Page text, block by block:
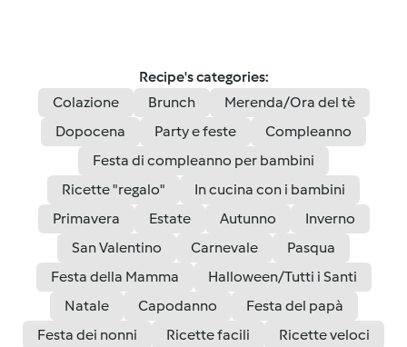
Recipe's categories:
Colazione
Brunch
Merenda/Ora del tè
Dopocena
Party e feste
Compleanno
Festa di compleanno per bambini
Ricette "regalo"
In cucina con i bambini
Primavera
Estate Autunno
Inverno
San Valentino
Carnevale
Pasqua
Festa della Mamma
Halloween/Tutti i Santi
Natale
Capodanno
Festa del papà
Festa dei nonni
Ricette facili
Ricette veloci